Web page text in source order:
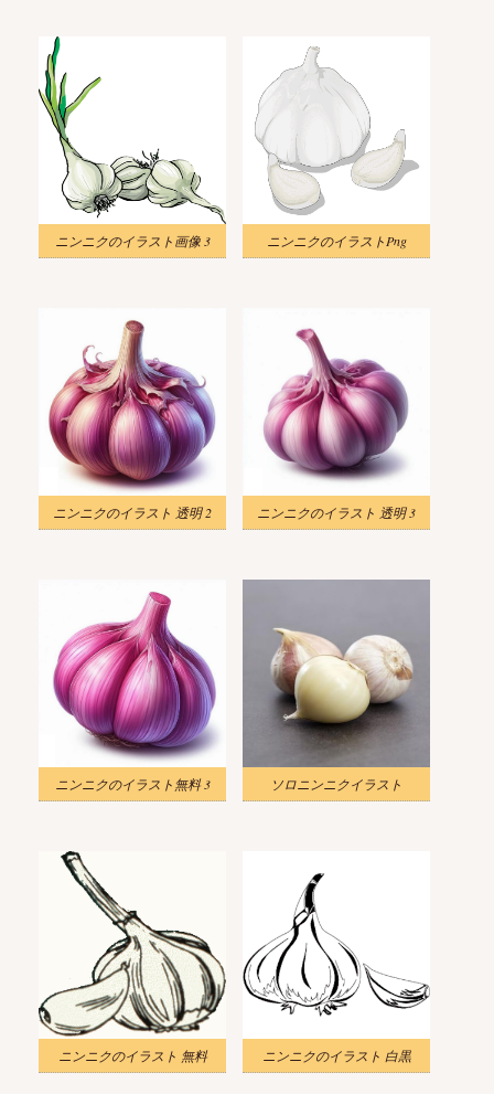
ニンニクのイラスト画像 3 ニンニクのイラストPng
ニンニクのイラスト 透明 2 ニンニクのイラスト 透明 3
ニンニクのイラスト無料 3 ソロニンニクイラスト
ニンニクのイラスト 無料 ニンニクのイラスト 白黒